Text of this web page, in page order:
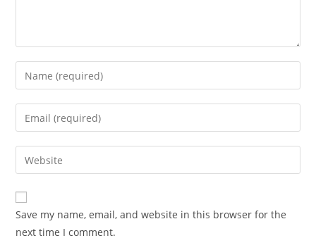
Enter
your
name
comment
Enter
your
email
address
comment
Enter
your
website
URL
(optional)
Save my name, email, and website in this browser for the
next time I comment.